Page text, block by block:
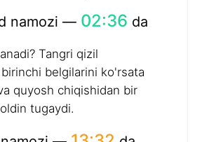
namozi — 02:36 da
Tangri qizil
belgilarini ko'rsata
quyosh chiqishidan bir
tugaydi.